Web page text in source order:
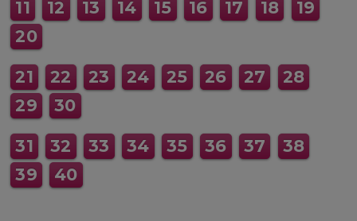
11 12 13 14 15 16 17 18
19
20
21 22 23 24 25 26 27
28
29
30
31 32 33 34 35 36 37
38
39
40